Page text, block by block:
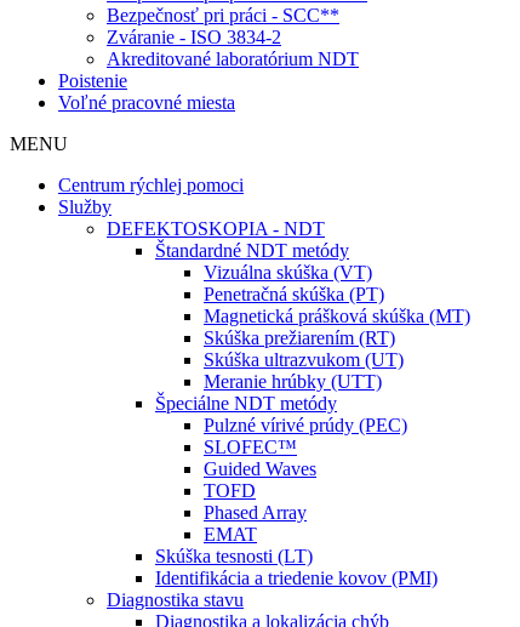
Bezpečnosť pri práci - SCC**
Zváranie - ISO 3834-2
Akreditované laboratórium NDT
Poistenie
Voľné pracovné miesta
MENU
Centrum rýchlej pomoci
Služby
DEFEKTOSKOPIA - NDT
Štandardné NDT metódy
Vizuálna skúška (VT)
Penetračná skúška (PT)
Magnetická prášková skúška (MT)
Skúška prežiarením (RT)
Skúška ultrazvukom (UT)
Meranie hrúbky (UTT)
Špeciálne NDT metódy
Pulzné vírivé prúdy (PEC)
SLOFEC™
Guided Waves
TOFD
Phased Array
EMAT
Skúška tesnosti (LT)
Identifikácia a triedenie kovov (PMI)
Diagnostika stavu
Diagnostika a lokalizácia chýb